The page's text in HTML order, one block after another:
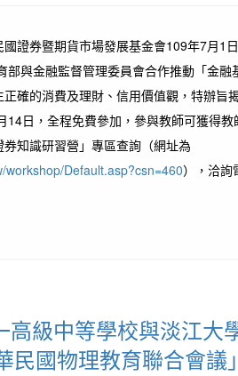
證券暨期貨市場發展基金會109年7月1
部與金融監督管理委員會合作推動「金
確的消費及理財、信用價值觀，特辦旨
14日，全程免費參加，參與教師可獲得
知識研習營」專區查詢（網址為
workshop/Default.asp?csn=460），洽詢
高級中等學校與淡江大
民國物理教育聯合會議